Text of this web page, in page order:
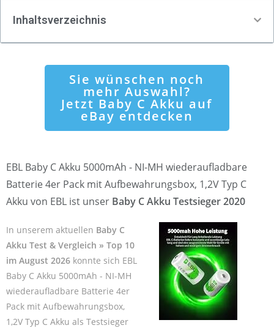
Inhaltsverzeichnis
Sie wünschen noch
mehr Auswahl?
Jetzt Baby C Akku auf
eBay entdecken
EBL Baby C Akku 5000mAh - NI-MH wiederaufladbare
Batterie 4er Pack mit Aufbewahrungsbox, 1,2V Typ C
Akku von EBL ist unser Baby C Akku Testsieger 2020
In unserem aktuellen Baby C
Akku Test & Vergleich » Top 10
im August 2026 konnte sich EBL
Baby C Akku 5000mAh - NI-MH
wiederaufladbare Batterie 4er
Pack mit Aufbewahrungsbox,
1,2V Typ C Akku als Testsieger